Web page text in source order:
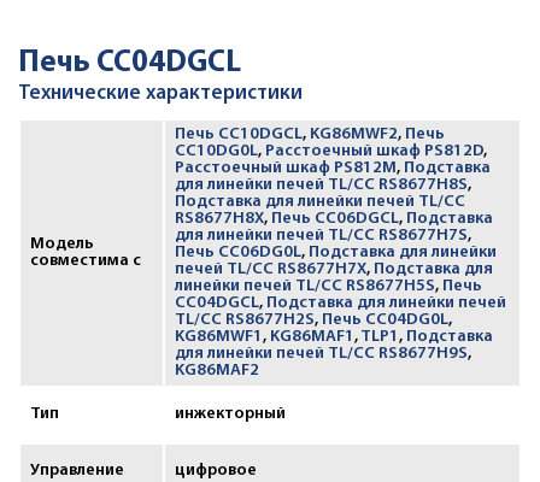
Печь CC04DGCL
Технические характеристики
Модель
совместима с
Печь CC10DGCL, KG86MWF2, Печь
CC10DG0L, Расстоечный шкаф PS812D,
Расстоечный шкаф PS812M, Подставка
для линейки печей TL/CC RS8677H8S,
Подставка для линейки печей TL/CC
RS8677H8X, Печь CC06DGCL, Подставка
для линейки печей TL/CC RS8677H7S,
Печь CC06DG0L, Подставка для линейки
печей TL/CC RS8677H7X, Подставка для
линейки печей TL/CC RS8677H5S, Печь
CC04DGCL, Подставка для линейки печей
TL/CC RS8677H2S, Печь CC04DG0L,
KG86MWF1 , KG86MAF1 , TLP1 , Подставка
для линейки печей TL/CC RS8677H9S,
KG86MAF2
Тип инжекторный
Управление цифровое